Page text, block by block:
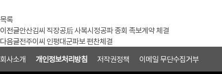
목록
이전글안산김씨 직장공后 사복시정공파 종회 족보계약 체결
다음글전주이씨 인평대군파보 편찬체결
회사소개
개인정보처리방침 저작권정책 이메일 무단수집거부